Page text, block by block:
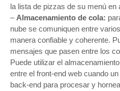
la lista de pizzas de su menú en
– Almacenamiento de cola:
nube se comuniquen entre
manera confiable y coherente.
mensajes que pasen entre los
Puede utilizar el
entre el front-end web cuando
back-end para procesar y